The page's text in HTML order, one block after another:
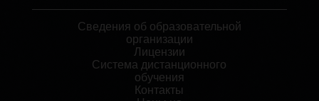
Сведения об образовательной
организации
Лицензии
Система дистанционного
обучения
Контакты